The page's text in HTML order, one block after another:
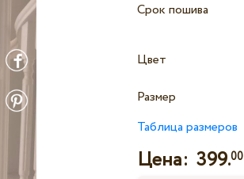
Срок пошива
Цвет
Размер
Таблица размеров
Цена:399.00